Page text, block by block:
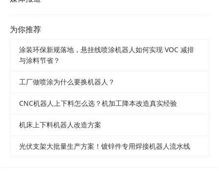
为你推荐
涂装环保新规落地，悬挂线喷涂机器人如何实现 VOC 减排
与涂料节省？
工厂做喷涂为什么要换机器人？
CNC机器人上下料怎么选？机加工降本改造真实经验
机床上下料机器人改造方案
光伏支架大批量生产方案！镀锌件专用焊接机器人流水线